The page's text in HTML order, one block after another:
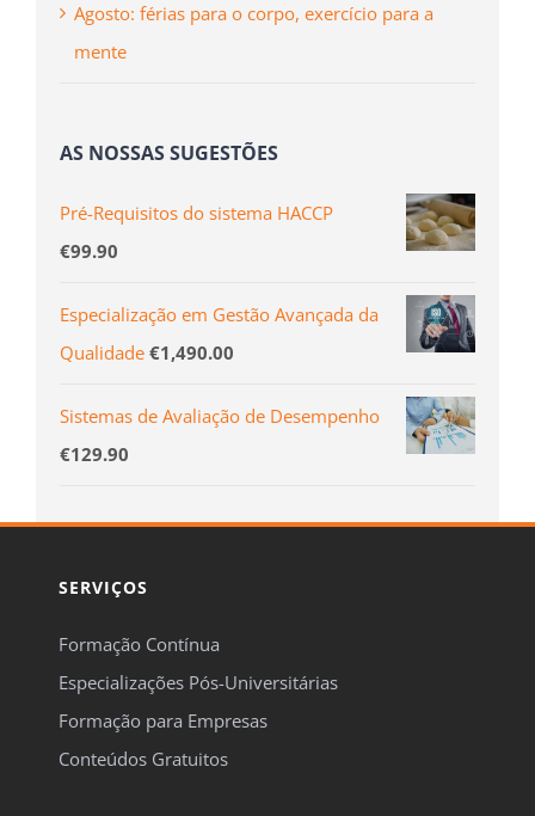
Agosto: férias para o corpo, exercício para a
mente
AS NOSSAS SUGESTÕES
Pré-Requisitos do sistema HACCP
€99.90
Especialização em Gestão Avançada da
Qualidade €1,490.00
Sistemas de Avaliação de Desempenho
€129.90
SERVIÇOS
Formação Contínua
Especializações Pós-Universitárias
Formação para Empresas
Conteúdos Gratuitos